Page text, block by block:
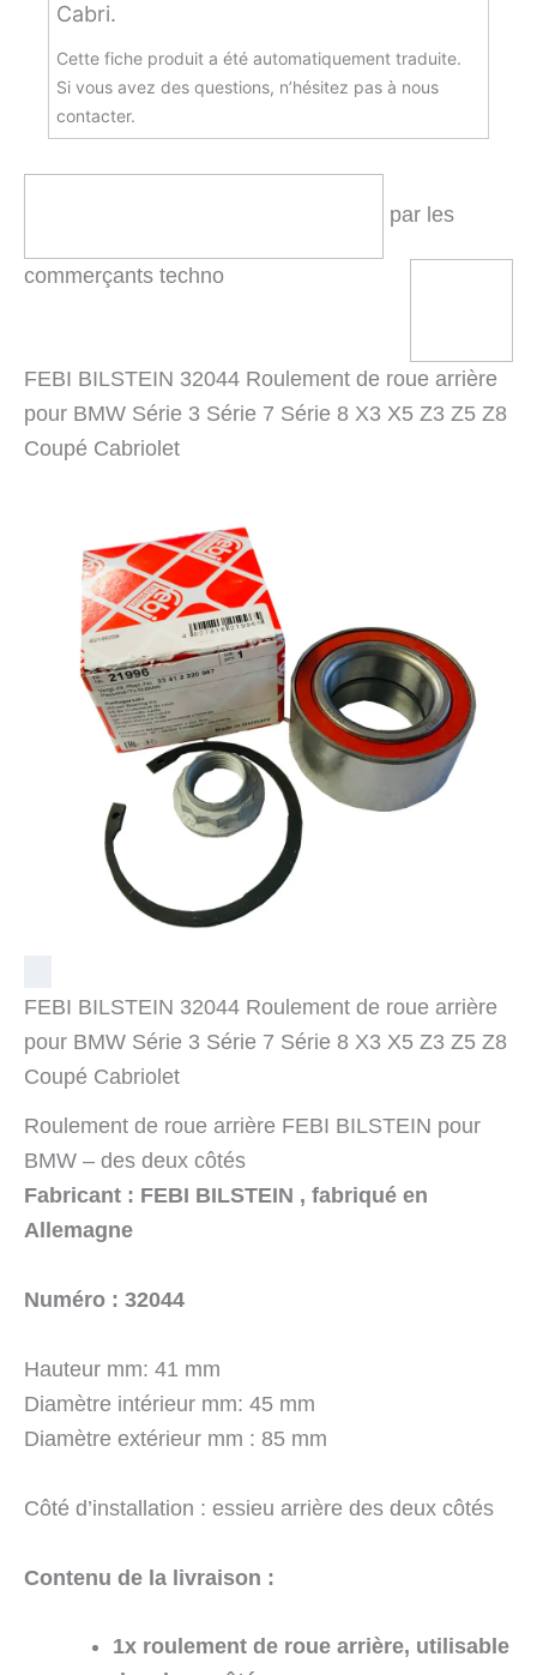
Cabri.
Cette fiche produit a été automatiquement traduite.
Si vous avez des questions, n’hésitez pas à nous
contacter.
par les
commerçants techno
FEBI BILSTEIN 32044 Roulement de roue arrière
pour BMW Série 3 Série 7 Série 8 X3 X5 Z3 Z5 Z8
Coupé Cabriolet
FEBI BILSTEIN 32044 Roulement de roue arrière
pour BMW Série 3 Série 7 Série 8 X3 X5 Z3 Z5 Z8
Coupé Cabriolet
Roulement de roue arrière FEBI BILSTEIN pour
BMW – des deux côtés
Fabricant : FEBI BILSTEIN , fabriqué en
Allemagne
Numéro : 32044
Hauteur mm: 41 mm
Diamètre intérieur mm: 45 mm
Diamètre extérieur mm : 85 mm
Côté d’installation : essieu arrière des deux côtés
Contenu de la livraison :
1x roulement de roue arrière, utilisable